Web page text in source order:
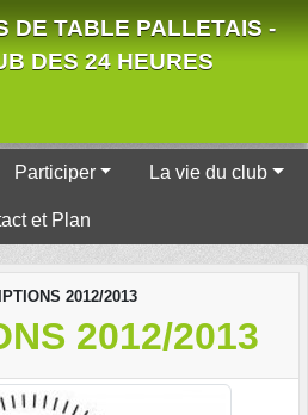
DE TABLE PALLETAIS -
DES 24 HEURES
Participer La vie du club
et Plan
2012/2013
2012/2013